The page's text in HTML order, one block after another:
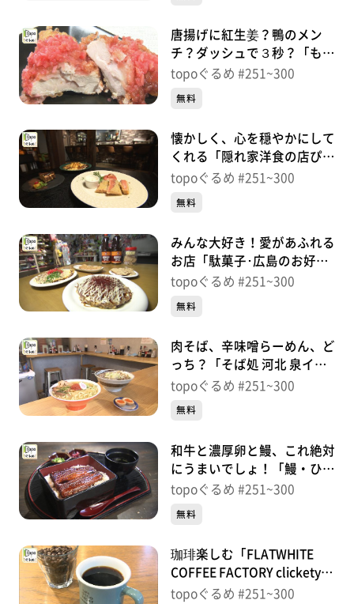
唐揚げに紅生姜？鴨のメン
チ？ダッシュで３秒？「もも
やのから揚げ」（青葉区落
topoぐるめ #251~300
無料
懐かしく、心を穏やかにして
くれる「隠れ家洋食の店ぴか
ぴかぶー」（青葉区一番町）
topoぐるめ #251~300
無料
みんな大好き！愛があふれる
お店「駄菓子･広島のお好み
焼ぷちや」（青葉区東照宮）
topoぐるめ #251~300
無料
肉そば、辛味噌らーめん、ど
っち？「そば処 河北 泉イン
ター店」（泉区七北田大沢
topoぐるめ #251~300
無料
和牛と濃厚卵と鰻、これ絶対
にうまいでしょ！「鰻・ひつ
まぶし 瓢箪」（青葉区本
topoぐるめ #251~300
無料
珈琲楽しむ「FLATWHITE
COFFEE FACTORY clickety-
clacks」（太白区あすと長
topoぐるめ #251~300